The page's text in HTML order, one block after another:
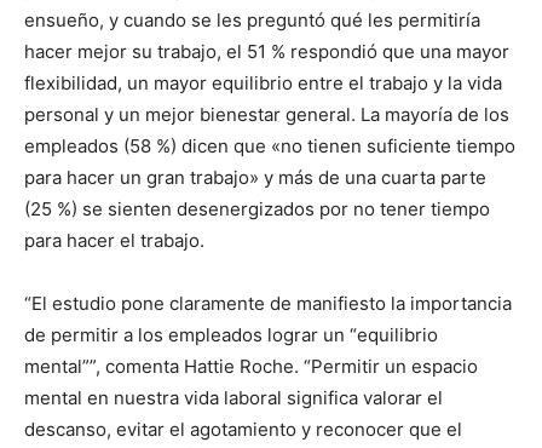
ensueño, y cuando se les preguntó qué les permitiría
hacer mejor su trabajo, el 51 % respondió que una mayor
flexibilidad, un mayor equilibrio entre el trabajo y la vida
personal y un mejor bienestar general. La mayoría de los
empleados (58 %) dicen que «no tienen suficiente tiempo
para hacer un gran trabajo» y más de una cuarta parte
(25 %) se sienten desenergizados por no tener tiempo
para hacer el trabajo.
“El estudio pone claramente de manifiesto la importancia
de permitir a los empleados lograr un “equilibrio
mental””, comenta Hattie Roche. “Permitir un espacio
mental en nuestra vida laboral significa valorar el
descanso, evitar el agotamiento y reconocer que el